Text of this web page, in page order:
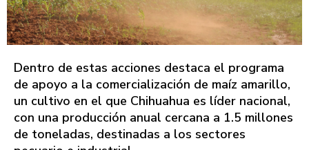
Dentro de estas acciones destaca el programa
de apoyo a la comercialización de maíz amarillo,
un cultivo en el que Chihuahua es líder nacional,
con una producción anual cercana a 1.5 millones
de toneladas, destinadas a los sectores